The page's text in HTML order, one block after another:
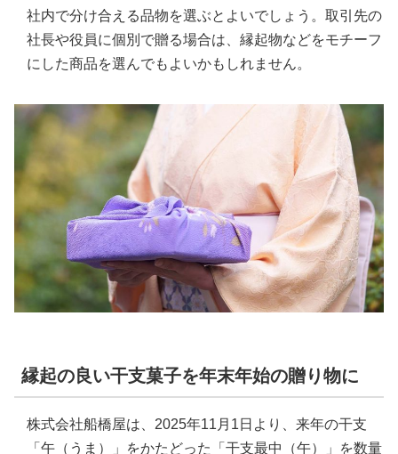
社内で分け合える品物を選ぶとよいでしょう。取引先の
社長や役員に個別で贈る場合は、縁起物などをモチーフ
にした商品を選んでもよいかもしれません。
縁起の良い干支菓子を年末年始の贈り物に
株式会社船橋屋は、2025年11月1日より、来年の干支
「午（うま）」をかたどった「干支最中（午）」を数量